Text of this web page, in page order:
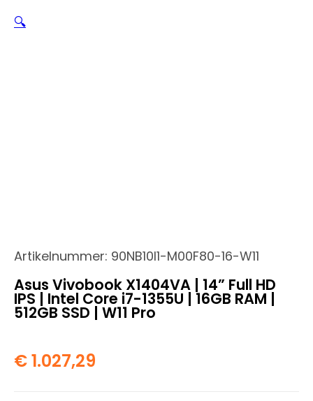
🔍
Artikelnummer: 90NB10I1-M00F80-16-W11
Asus Vivobook X1404VA | 14” Full HD
IPS | Intel Core i7-1355U | 16GB RAM |
512GB SSD | W11 Pro
€1.027,29